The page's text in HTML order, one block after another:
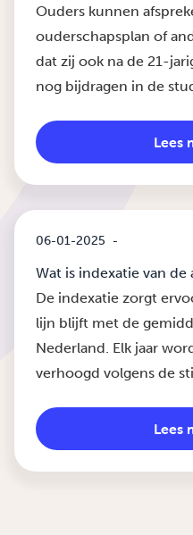
Ouders kunnen
ouderschapsplan of
dat zij ook na de 21-
nog bijdragen in de
Lees
06-01-2025 -
Wat is indexatie van de
De indexatie zorgt
lijn blijft met de
Nederland. Elk jaar
verhoogd volgens de
Lees